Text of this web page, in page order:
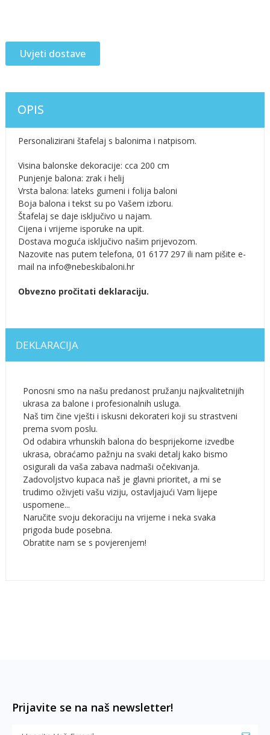
Uvjeti dostave
OPIS
Personalizirani štafelaj s balonima i natpisom.
Visina balonske dekoracije: cca 200 cm
Punjenje balona: zrak i helij
Vrsta balona: lateks gumeni i folija baloni
Boja balona i tekst su po Vašem izboru.
Štafelaj se daje isključivo u najam.
Cijena i vrijeme isporuke na upit.
Dostava moguća isključivo našim prijevozom.
Nazovite nas putem telefona, 01 6177 297 ili nam pišite e-
mail na info@nebeskibaloni.hr
Obvezno pročitati deklaraciju.
DEKLARACIJA
Ponosni smo na našu predanost pružanju najkvalitetnijih
ukrasa za balone i profesionalnih usluga.
Naš tim čine vješti i iskusni dekorateri koji su strastveni
prema svom poslu.
Od odabira vrhunskih balona do besprijekorne izvedbe
ukrasa, obraćamo pažnju na svaki detalj kako bismo
osigurali da vaša zabava nadmaši očekivanja.
Zadovoljstvo kupaca naš je glavni prioritet, a mi se
trudimo oživjeti vašu viziju, ostavljajući Vam lijepe
uspomene...
Naručite svoju dekoraciju na vrijeme i neka svaka
prigoda bude posebna.
Obratite nam se s povjerenjem!
Prijavite se na naš newsletter!